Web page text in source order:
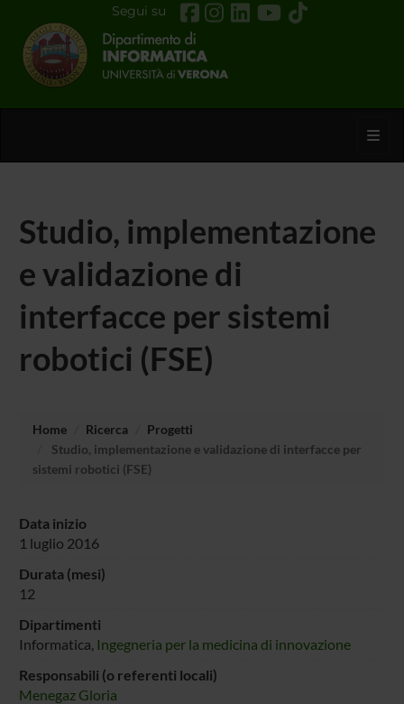
Segui su
Studio, implementazione
e validazione di
interfacce per sistemi
robotici (FSE)
Home Ricerca
Progetti
Studio, implementazione e validazione di interfacce per
sistemi robotici (FSE)
Data inizio
1 luglio 2016
Durata (mesi)
12
Dipartimenti
Informatica, Ingegneria per la medicina di innovazione
Responsabili (o referenti locali)
Menegaz Gloria